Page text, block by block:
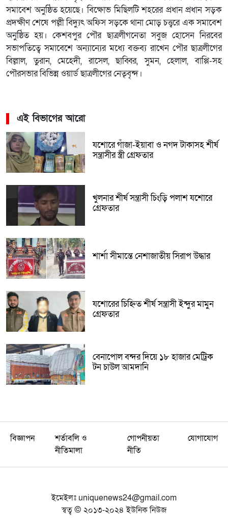
সমাবেশ অনুষ্ঠিত হয়েছে। বিক্ষোভ মিছিলটি শহরের প্রধান প্রধান সড়ক
প্রদক্ষীণ শেষে পল্লী বিদ্যুৎ অফিস সড়কে থানা মোড় চত্ত্বরে এক সমাবেশ
অনুষ্ঠিত হয়। কেশবপুর পৌর ছাত্রলীগনেতা সবুজ হোসেন নিরবের
সভাপতিত্বে সমাবেশে অন্যান্যের মধ্যে বক্তব্য রাখেন পৌর ছাত্রলীগের
বিল্লাল, তুরান, মেহেদী, রাসেল, ছাব্বির, সুমন, হেলাল, বাপ্পি-সহ
পৌরসভার বিভিন্ন ওয়ার্ড ছাত্রলীগের নেতৃবৃন্দ।
এই বিভাগের আরো
যশোরে গাঁজা-ইয়াবা ও নগদ টাকাসহ শীর্ষ
সন্ত্রাসীর স্ত্রী গ্রেফতার
খুলনার শীর্ষ সন্ত্রাসী চিংড়ি পলাশ যশোরে
গ্রেফতার
শার্শা সীমান্তে নেশাজাতীয় সিরাপ উদ্ধার
যশোরের চিহ্নিত শীর্ষ সন্ত্রাসী ইন্দুর মামুন
গ্রেফতার
বেনাপোল বন্দর দিয়ে ১৮ হাজার মেট্রিক
টন চাউল আমদানি
বিজ্ঞাপন
শর্তাবলি ও
নীতিমালা
গোপনীয়তা
নীতি
যোগাযোগ
ইমেইলঃ uniquenews24@gmail.com
স্বত্ব © ২০১৩-২০২৪ ইউনিক নিউজ